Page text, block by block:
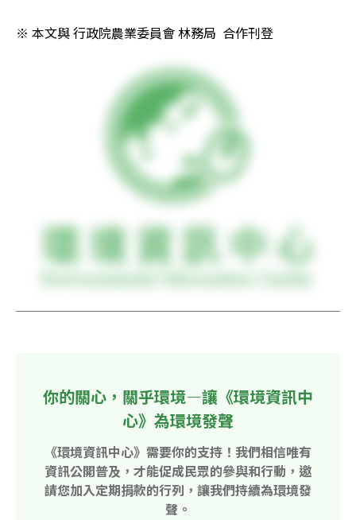
※ 本文與 行政院農業委員會 林務局  合作刊登
你的關心，關乎環境—讓《環境資訊中
心》為環境發聲
《環境資訊中心》需要你的支持！我們相信唯有
資訊公開普及，才能促成民眾的參與和行動，邀
請您加入定期捐款的行列，讓我們持續為環境發
聲。